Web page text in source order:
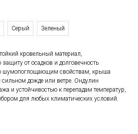
Серый Зеленый
кровельный материал,
от осадков и долговечность
шумопоглощающим свойствам, крыша
дожде или ветре. Ондулин
и устойчивостью к перепадам температур,
для любых климатических условий.